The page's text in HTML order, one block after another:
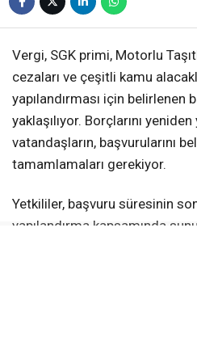
Vergi, SGK primi, Motorlu
cezaları ve çeşitli kamu
yapılandırması için belirlenen
yaklaşılıyor. Borçlarını
vatandaşların, başvurularını
tamamlamaları gerekiyor.
Yetkililer, başvuru süresinin
yapılandırma kapsamında